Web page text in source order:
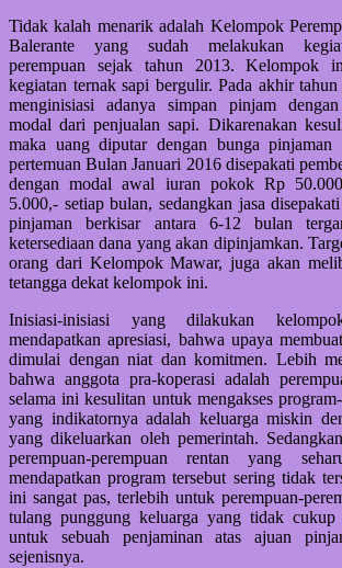
Tidak kalah menarik adalah Kelompok
Balerante yang sudah melakukan
perempuan sejak tahun 2013. Kelompok
kegiatan ternak sapi bergulir. Pada akhir
menginisiasi adanya simpan pinjam
modal dari penjualan sapi. Dikarenakan
maka uang diputar dengan bunga pinjaman
pertemuan Bulan Januari 2016 disepakati
dengan modal awal iuran pokok Rp
5.000,- setiap bulan, sedangkan jasa
pinjaman berkisar antara 6-12 bulan
ketersediaan dana yang akan dipinjamkan.
orang dari Kelompok Mawar, juga akan
tetangga dekat kelompok ini.
Inisiasi-inisiasi yang dilakukan
mendapatkan apresiasi, bahwa upaya
dimulai dengan niat dan komitmen. Lebih
bahwa anggota pra-koperasi adalah
selama ini kesulitan untuk mengakses
yang indikatornya adalah keluarga miskin
yang dikeluarkan oleh pemerintah.
perempuan-perempuan rentan yang
mendapatkan program tersebut sering tidak
ini sangat pas, terlebih untuk perempuan-
tulang punggung keluarga yang tidak cukup
untuk sebuah penjaminan atas ajuan
sejenisnya.